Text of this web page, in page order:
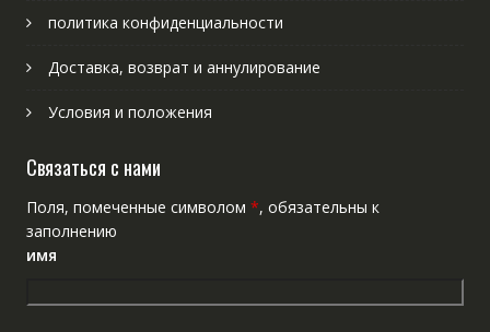
политика конфиденциальности
Доставка, возврат и аннулирование
Условия и положения
Связаться с нами
Поля, помеченные символом *, обязательны к
заполнению
имя